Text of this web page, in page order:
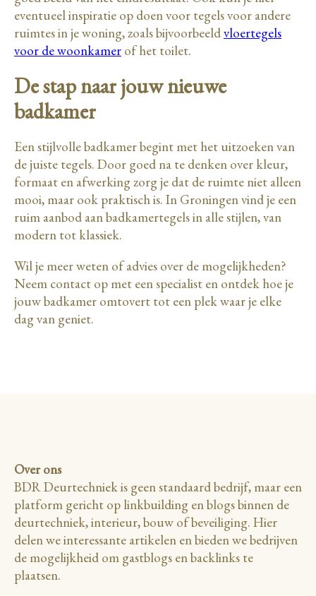
eventueel inspiratie op doen voor tegels voor andere
ruimtes in je woning, zoals bijvoorbeeldvloertegels
voor de woonkamer of het toilet.
De stap naar jouw nieuwe
badkamer
Een stijlvolle badkamer begint met het uitzoeken van
de juiste tegels. Door goed na te denken over kleur,
formaat en afwerking zorg je dat de ruimte niet alleen
mooi, maar ook praktisch is. In Groningen vind je een
ruim aanbod aan badkamertegels in alle stijlen, van
modern tot klassiek.
Wil je meer weten of advies over de mogelijkheden?
Neem contact op met een specialist en ontdek hoe je
jouw badkamer omtovert tot een plek waar je elke
dag van geniet.
Over ons
BDR Deurtechniek is geen standaard bedrijf, maar een
platform gericht op linkbuilding en blogs binnen de
deurtechniek, interieur, bouw of beveiliging. Hier
delen we interessante artikelen en bieden we bedrijven
de mogelijkheid om gastblogs en backlinks te
plaatsen.